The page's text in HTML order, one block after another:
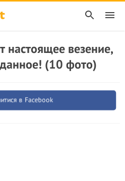
настоящее везение,
(10 фото)
в Facebook